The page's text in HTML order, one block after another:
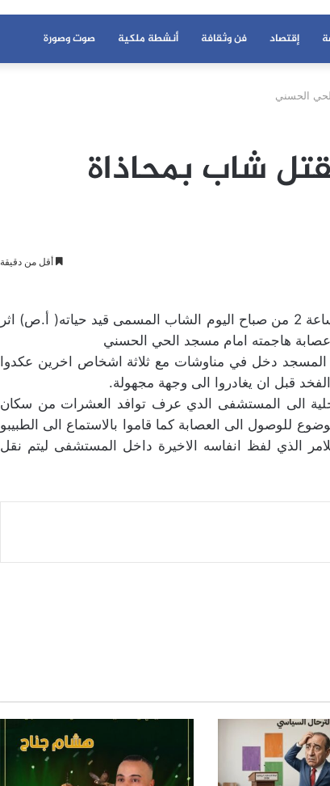
إقتصاد فن وثقافة أنشطة ملكية صوت وصورة
الحسني
شاب بمحاذاة
أقل من دقيقة
استقبل المستشفى الاقليمي بن سليمان في حدود الساعة 2 من صباح اليوم الشاب المسمى قيد حياته( أ.ص) اثر
هاجمته امام مسجد الحي الحسني
دخل في مناوشات مع ثلاثة اشخاص اخرين عكدوا
قبل ان يغادروا الى وجهة مجهولة.
الى المستشفى الدي عرف توافد العشرات من سكان
للوصول الى العصابة كما قاموا بالاستماع الى الطبيبو
الذي لفظ انفاسه الاخيرة داخل المستشفى ليتم نقل